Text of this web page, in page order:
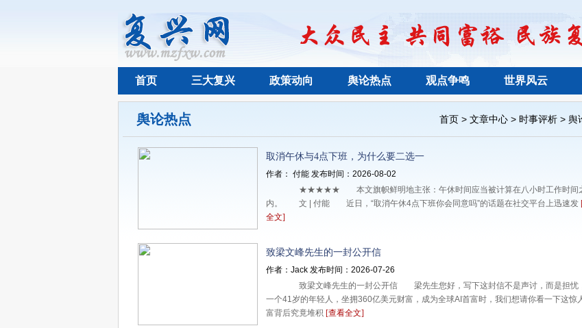
首页 三大复兴 政策动向 舆论热点 观点争鸣 世界风云
舆论热点 首页 > 文章中心 > 时事评析 > 舆
取消午休与4点下班，为什么要二选一
作者： 付能 发布时间：2026-08-02
★★★★★ 本文旗帜鲜明地主张：午休时间应当被计算在八小时工作时间
内。 文 | 付能 近日，“取消午休4点下班你会同意吗”的话题在社交平台上迅速发
全文]
致梁文峰先生的一封公开信
作者：Jack 发布时间：2026-07-26
致梁文峰先生的一封公开信 梁先生您好，写下这封信不是声讨，而是担忧
一个41岁的年轻人，坐拥360亿美元财富，成为全球AI首富时，我们想请你看一下这惊
富背后究竟堆积 [查看全文]